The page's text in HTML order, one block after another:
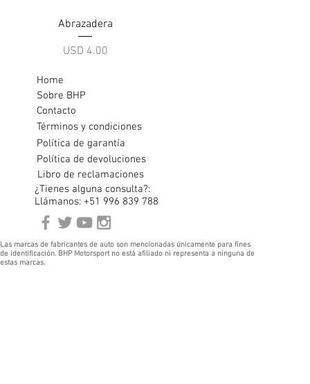
Vista rápida
Abrazadera
Precio
USD 4.00
Home
Sobre BHP
Contacto
Términos y condiciones
Política de garantía
Política de devoluciones
Libro de reclamaciones
¿Tienes alguna consulta?:
Llámanos: +51 996 839 788
Las marcas de fabricantes de auto son mencionadas únicamente para fines
de identificación. BHP Motorsport no está afiliado ni representa a ninguna de
estas marcas.